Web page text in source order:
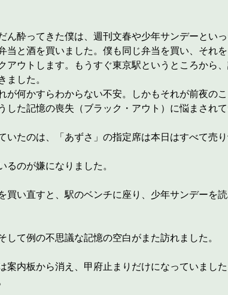
ん酔ってきた僕は、週刊文春や少年サンデーとい
当と酒を買いました。僕も同じ弁当を買い、それ
アウトします。もうすぐ東京駅というところか
ました。
が何かすらわからない不安。しかもそれが前夜の
た記憶の喪失（ブラック・アウト）に悩まされて
いたのは、「あずさ」の指定席は本日はすべて売
るのが嫌になりました。
買い直すと、駅のベンチに座り、少年サンデー
て例の不思議な記憶の空白がまた訪れました。
案内板から消え、甲府止まりだけになっていまし